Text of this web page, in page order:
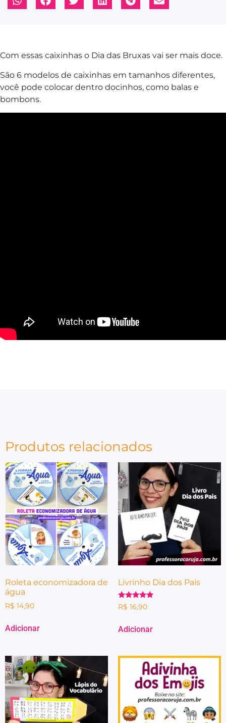
Com essas caixinhas o Dia das Bruxas vai ser mais doce.
São 6 modelos de caixinhas em tamanhos diferentes,
você pode colocar dentro docinhos, como balas e
bombons.
Produtos relacionados
Roleta economizadora de
água
R$ 14,90
Adicionar
Livrinho Dia dos Pais
Avaliação
5.00
R$ 16,90
Adicionar